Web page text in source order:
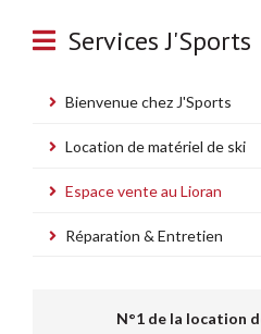
Services J'Sports
Bienvenue chez J'Sports
Location de matériel de ski
Espace vente au Lioran
Réparation & Entretien
N°1 de la location